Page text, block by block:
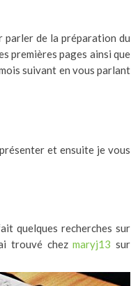
parler de la préparation du
premières pages ainsi que
suivant en vous parlant
et ensuite je vous
quelques recherches sur
trouvé chezmaryj13 sur